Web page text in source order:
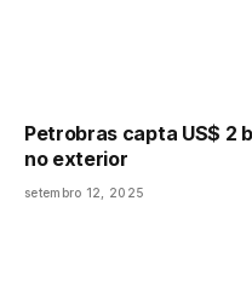
Petrobras capta US$ 2
no exterior
setembro 12, 2025